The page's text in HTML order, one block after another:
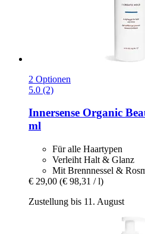
2 Optionen
5.0 (2)
Innersense Organic
ml
Für alle Haartypen
Verleiht Halt & Glanz
Mit Brennnessel &
€ 29,00 (€ 98,31 / l)
Zustellung bis 11. August